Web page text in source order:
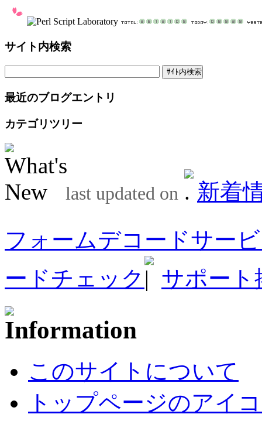
サイト内検索
最近のブログエントリ
カテゴリツリー
last updated on
新着
フォームデコードサー
ードチェック
サポート
このサイトについて
トップページのアイ